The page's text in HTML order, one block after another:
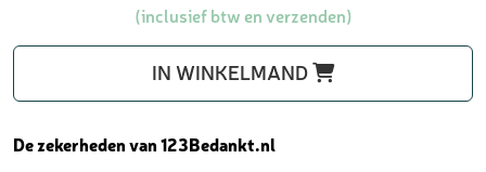
bedankjes
(inclusief btw en verzenden)
IN WINKELMAND
De zekerheden van 123Bedankt.nl